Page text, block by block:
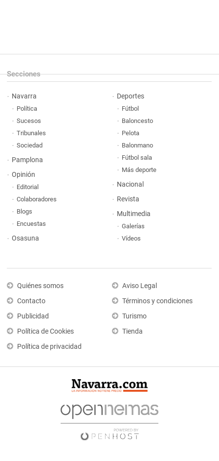
Secciones
Navarra
Política
Sucesos
Tribunales
Sociedad
Pamplona
Opinión
Editorial
Colaboradores
Blogs
Encuestas
Osasuna
Deportes
Fútbol
Baloncesto
Pelota
Balonmano
Fútbol sala
Más deporte
Nacional
Revista
Multimedia
Galerías
Vídeos
Quiénes somos
Contacto
Publicidad
Política de Cookies
Política de privacidad
Aviso Legal
Términos y condiciones
Turismo
Tienda